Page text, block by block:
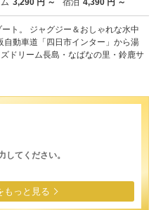
3,290 円 ～ 宿泊 4,390 円 ～
ト。 ジャグジー＆おしゃれな水中
自動車道「四日市インター」から湯
ドリーム長島・なばなの里・鈴鹿サ
してください。
もっと見る